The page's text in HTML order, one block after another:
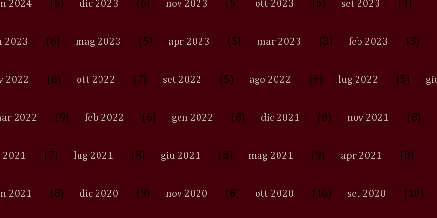
2024 (5) dic 2023 (6) nov 2023 (5) ott 2023 (5) set 2023 (4)
2023 (6) mag 2023 (5) apr 2023 (5) mar 2023 (3) feb 2023 (3)
2022 (6) ott 2022 (7) set 2022 (5) ago 2022 (8) lug 2022 (5)
2022 (9) feb 2022 (6) gen 2022 (8) dic 2021 (8) nov 2021 (8)
2021 (7) lug 2021 (8) giu 2021 (8) mag 2021 (9) apr 2021 (8)
2021 (8) dic 2020 (9) nov 2020 (8) ott 2020 (10) set 2020 (10)